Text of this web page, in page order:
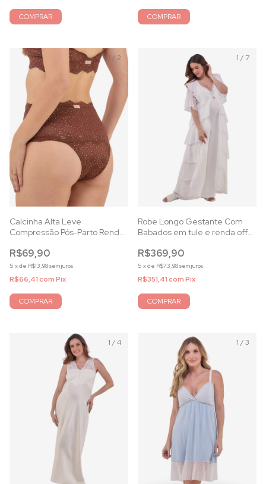
COMPRAR COMPRAR
1 /2
Calcinha Alta Leve
Compressão Pós-Parto Renda
R$69,90
5 xde R$13,98sem juros
R$66,41comPix
COMPRAR
1 / 7
Robe Longo Gestante Com
Babados em tule e renda off
R$369,90
5 xde R$73,98sem juros
R$351,41comPix
COMPRAR
1 /4 1 /3